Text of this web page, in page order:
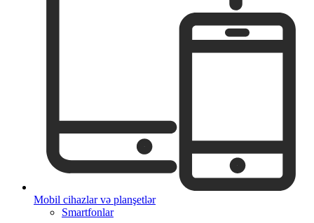
Mobil cihazlar və planşetlər
Smartfonlar